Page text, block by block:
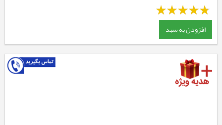
افزودن به سبد